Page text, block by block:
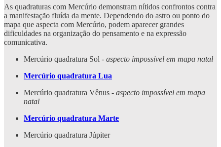
As quadraturas com Mercúrio demonstram nítidos confrontos contra
a manifestação fluída da mente. Dependendo do astro ou ponto do
mapa que aspecta com Mercúrio, podem aparecer grandes
dificuldades na organização do pensamento e na expressão
comunicativa.
Mercúrio quadratura Sol - aspecto impossível em mapa natal
Mercúrio quadratura Lua
Mercúrio quadratura Vênus - aspecto impossível em mapa
natal
Mercúrio quadratura Marte
Mercúrio quadratura Júpiter